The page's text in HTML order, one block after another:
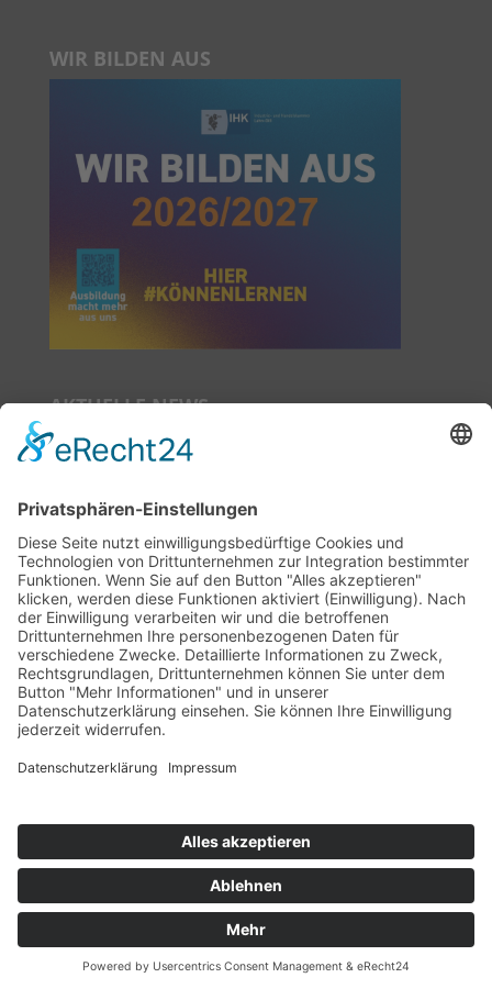
WIR BILDEN AUS
AKTUELLE NEWS
Das neue Mietermagazin ist da!
Auszeit im Nachbarschaftszentrum
Niedergirmes-Veranstaltungsreihe 2026!
SOCIAL MEDIA
Datenschutzerklärung
© Copyright WWG Wetzlar | Sie suchen eine
Werbeagentur in Osnabrück
Konzept/Gestaltung/Text:stolp+friends
Deutsch